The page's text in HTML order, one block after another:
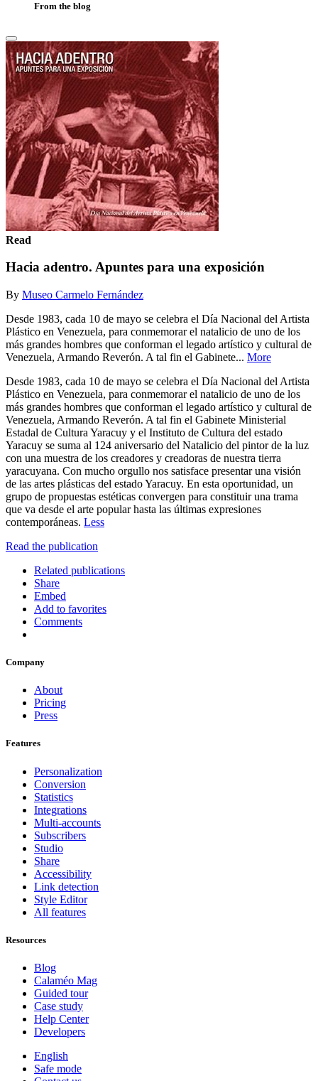
From the blog
Read
Hacia adentro. Apuntes para una exposición
By Museo Carmelo Fernández
Desde 1983, cada 10 de mayo se celebra el Día Nacional del Artista
Plástico en Venezuela, para conmemorar el natalicio de uno de los
más grandes hombres que conforman el legado artístico y cultural de
Venezuela, Armando Reverón. A tal fin el Gabinete... More
Desde 1983, cada 10 de mayo se celebra el Día Nacional del Artista
Plástico en Venezuela, para conmemorar el natalicio de uno de los
más grandes hombres que conforman el legado artístico y cultural de
Venezuela, Armando Reverón. A tal fin el Gabinete Ministerial
Estadal de Cultura Yaracuy y el Instituto de Cultura del estado
Yaracuy se suma al 124 aniversario del Natalicio del pintor de la luz
con una muestra de los creadores y creadoras de nuestra tierra
yaracuyana. Con mucho orgullo nos satisface presentar una visión
de las artes plásticas del estado Yaracuy. En esta oportunidad, un
grupo de propuestas estéticas convergen para constituir una trama
que va desde el arte popular hasta las últimas expresiones
contemporáneas. Less
Read the publication
Related publications
Share
Embed
Add to favorites
Comments
Company
About
Pricing
Press
Features
Personalization
Conversion
Statistics
Integrations
Multi-accounts
Subscribers
Studio
Share
Accessibility
Link detection
Style Editor
All features
Resources
Blog
Calaméo Mag
Guided tour
Case study
Help Center
Developers
English
Safe mode